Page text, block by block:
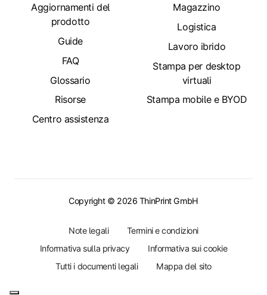
Aggiornamenti del
prodotto
Guide
FAQ
Glossario
Risorse
Centro assistenza
Magazzino
Logistica
Lavoro ibrido
Stampa per desktop
virtuali
Stampa mobile e BYOD
Copyright © 2026 ThinPrint GmbH
Note legali
Termini e condizioni
Informativa sulla privacy
Informativa sui cookie
Tutti i documenti legali
Mappa del sito